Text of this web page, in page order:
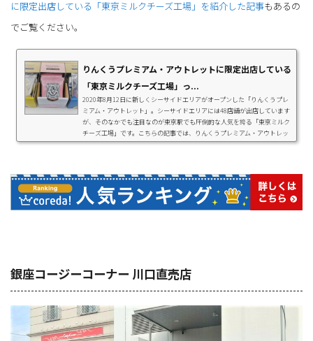
に限定出店している「東京ミルクチーズ工場」を紹介した記事もあるの
でご覧ください。
りんくうプレミアム・アウトレットに限定出店している
「東京ミルクチーズ工場」っ...
2020年8月12日に新しくシーサイドエリアがオープンした「りんくうプレ
ミアム・アウトレット」。シーサイドエリアには48店舗が出店しています
が、そのなかでも注目なのが東京駅でも圧倒的な人気を誇る「東京ミルク
チーズ工場」です。こちらの記事では、りんくうプレミアム・アウトレッ
トに期間限定でオープンしたばかりのショップと、東京ミルクチーズ工場
がオープンしました。来年夏までの期間...
銀座コージーコーナー 川口直売店